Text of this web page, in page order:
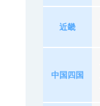
近畿
中国四国